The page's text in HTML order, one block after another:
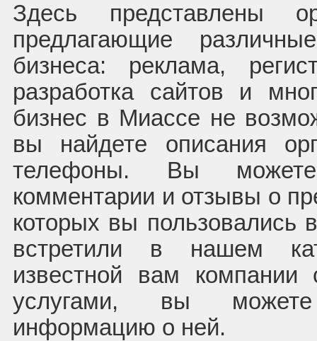
Здесь представлены
предлагающие
бизнеса: реклама,
разработка сайтов и
бизнес в Миассе не
вы найдете описания
телефоны. Вы
комментарии и отзывы о
которых вы
встретили в нашем
известной вам компании
услугами, вы
информацию о ней.